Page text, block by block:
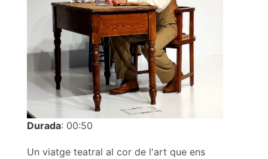
Durada: 00:50
Un viatge teatral al cor de l'art que ens